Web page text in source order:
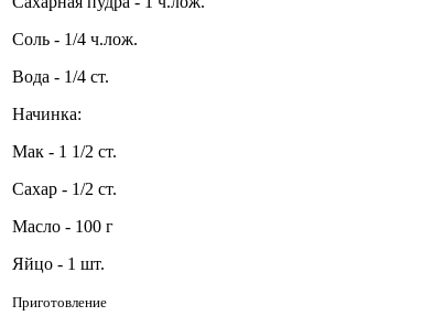
Соль - 1/4 ч.лож.
Вода - 1/4 ст.
Начинка:
Мак - 1 1/2 ст.
Сахар - 1/2 ст.
Масло - 100 г
Яйцо - 1 шт.
Приготовление